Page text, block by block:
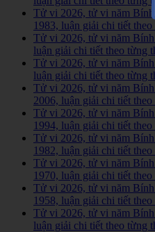
Tử vi 2026, tử vi năm
1983, luận giải chi tiết
Tử vi 2026, tử vi năm
luận giải chi tiết theo từng
Tử vi 2026, tử vi năm
luận giải chi tiết theo từng
Tử vi 2026, tử vi năm
2006, luận giải chi tiết theo
Tử vi 2026, tử vi năm
1994, luận giải chi tiết
Tử vi 2026, tử vi năm
1982, luận giải chi tiết
Tử vi 2026, tử vi năm
1970, luận giải chi tiết
Tử vi 2026, tử vi năm
1958, luận giải chi tiết
Tử vi 2026, tử vi năm
luận giải chi tiết theo từng